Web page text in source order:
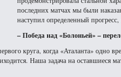
последних матчах мы были
наступил определенный
– Победа над «Болоньей» –
круга, когда «Аталанта» одно
Наша задача на оставшиеся